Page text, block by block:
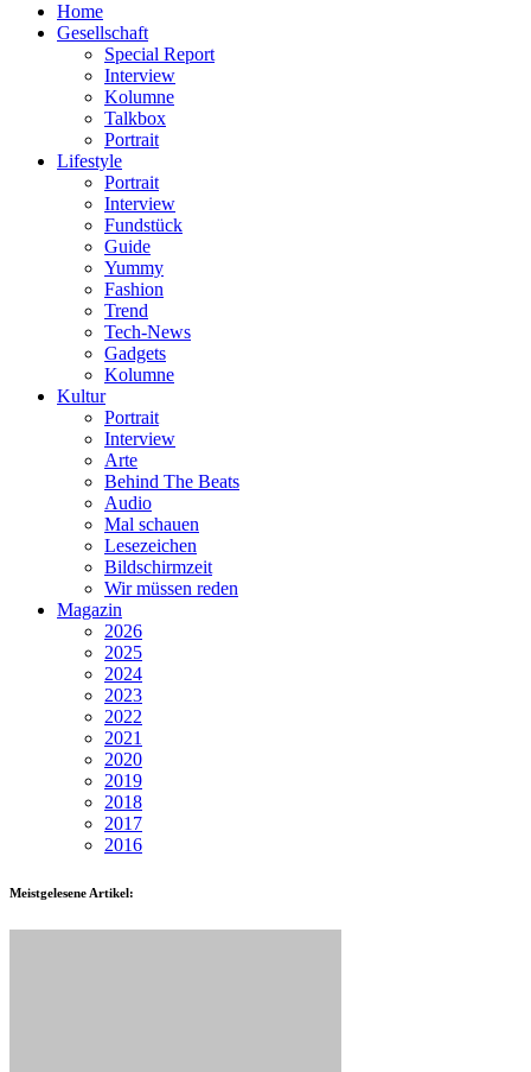
Home
Gesellschaft
Special Report
Interview
Kolumne
Talkbox
Portrait
Lifestyle
Portrait
Interview
Fundstück
Guide
Yummy
Fashion
Trend
Tech-News
Gadgets
Kolumne
Kultur
Portrait
Interview
Arte
Behind The Beats
Audio
Mal schauen
Lesezeichen
Bildschirmzeit
Wir müssen reden
Magazin
2026
2025
2024
2023
2022
2021
2020
2019
2018
2017
2016
Meistgelesene Artikel: